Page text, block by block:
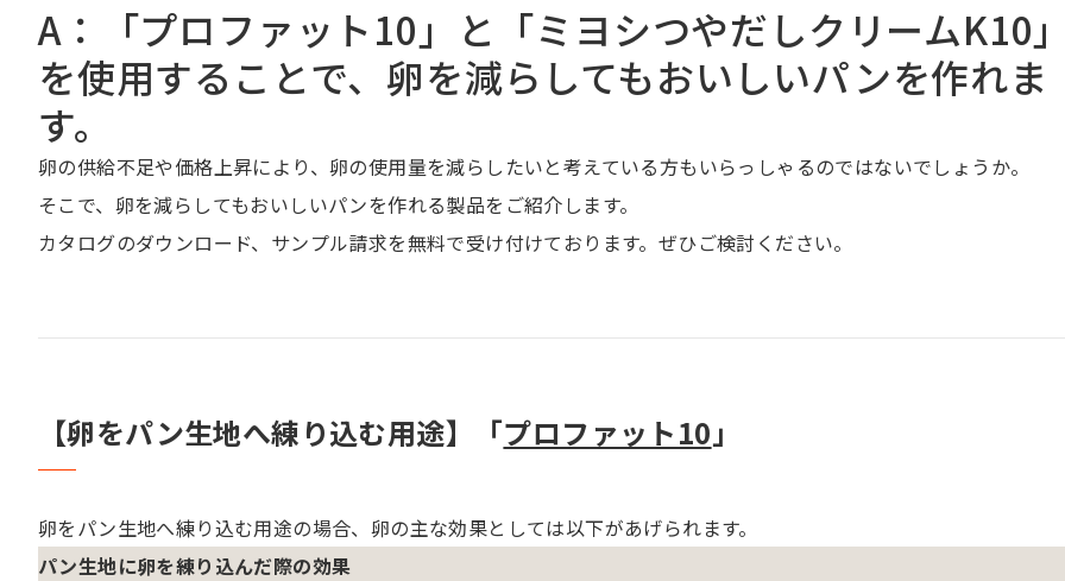
A：「プロファット10」と「ミヨシつやだしクリームK10
を使用することで、卵を減らしてもおいしいパンを作れま
す。
卵の供給不足や価格上昇により、卵の使用量を減らしたいと考えている方もいらっしゃるのではないでしょうか。
そこで、卵を減らしてもおいしいパンを作れる製品をご紹介します。
カタログのダウンロード、サンプル請求を無料で受け付けております。ぜひご検討ください。
【卵をパン生地へ練り込む用途】「プロファット10」
卵をパン生地へ練り込む用途の場合、卵の主な効果としては以下があげられます。
パン生地に卵を練り込んだ際の効果